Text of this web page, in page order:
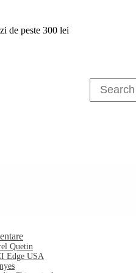
de peste 300 lei
Quetin
Edge USA